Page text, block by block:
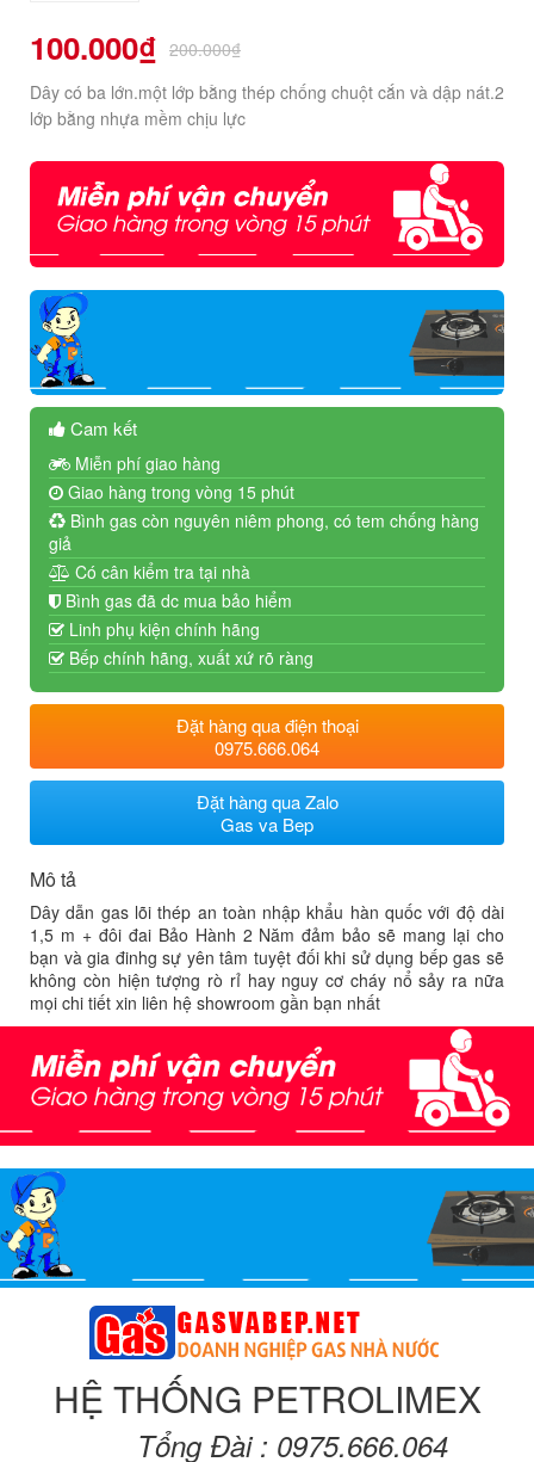
200.000₫
100.000₫
Dây có ba lớn.một lớp bằng thép chống chuột cắn và dập nát.2
lớp bằng nhựa mềm chịu lực
Cam kết
Miễn phí giao hàng
Giao hàng trong vòng 15 phút
Bình gas còn nguyên niêm phong, có tem chống hàng
giả
Có cân kiểm tra tại nhà
Bình gas đã dc mua bảo hiểm
Linh phụ kiện chính hãng
Bếp chính hãng, xuất xứ rõ ràng
Đặt hàng qua điện thoại
0975.666.064
Đặt hàng qua Zalo
Gas va Bep
Mô tả
Dây dẫn gas lõi thép an toàn nhập khẩu hàn quốc với độ dài
1,5 m + đôi đai Bảo Hành 2 Năm đảm bảo sẽ mang lại cho
bạn và gia đinhg sự yên tâm tuyệt đối khi sử dụng bếp gas sẽ
không còn hiện tượng rò rỉ hay nguy cơ cháy nổ sảy ra nữa
mọi chi tiết xin liên hệ showroom gần bạn nhất
HỆ THỐNG PETROLIMEX
Tổng Đài : 0975.666.064